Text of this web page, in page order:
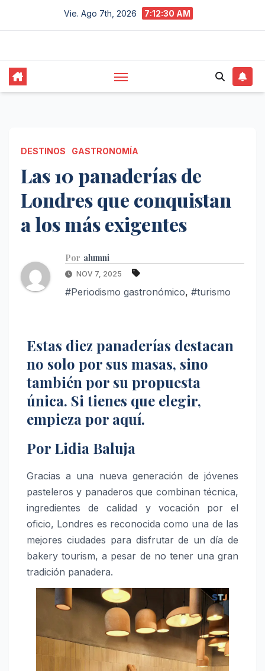
Vie. Ago 7th, 2026 7:12:31 AM
DESTINOS GASTRONOMÍA
Las 10 panaderías de
Londres que conquistan
a los más exigentes
Por alumni
NOV 7, 2025
#Periodismo gastronómico, #turismo
Estas diez panaderías destacan
no solo por sus masas, sino
también por su propuesta
única. Si tienes que elegir,
empieza por aquí.
Por Lidia Baluja
Gracias a una nueva generación de jóvenes
pasteleros y panaderos que combinan técnica,
ingredientes de calidad y vocación por el
oficio, Londres es reconocida como una de las
mejores ciudades para disfrutar de un día de
bakery tourism, a pesar de no tener una gran
tradición panadera.